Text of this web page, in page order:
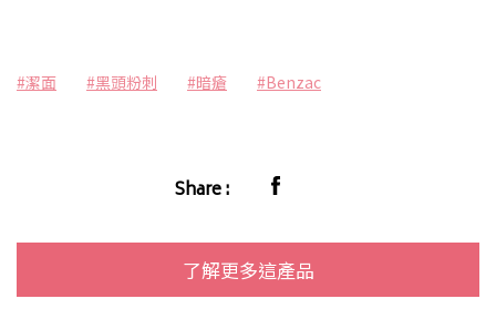
#潔面 #黑頭粉刺 #暗瘡 #Benzac
Share :
了解更多這產品